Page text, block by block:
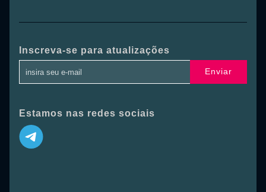
Inscreva-se para atualizações
Enviar
Estamos nas redes sociais